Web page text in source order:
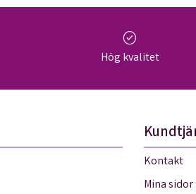
check_circle
Hög kvalitet
Kontakt
Mina sidor